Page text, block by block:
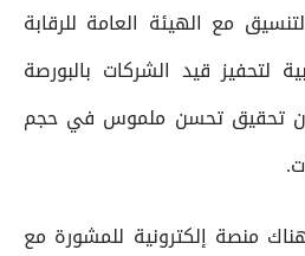
مع الهيئة العامة للرقابة
لتحفيز قيد الشركات بالبورصة
ضمان تحقيق تحسن ملموس في حجم
منصة إلكترونية للمشورة مع